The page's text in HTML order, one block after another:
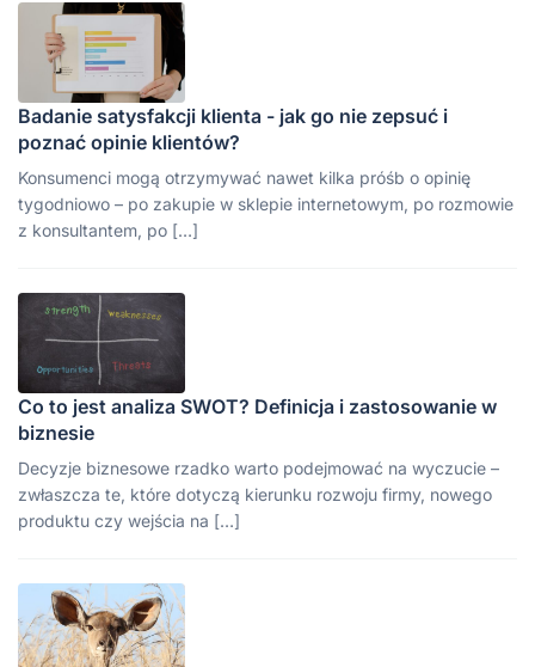
Badanie satysfakcji klienta - jak go nie zepsuć i
poznać opinie klientów?
Konsumenci mogą otrzymywać nawet kilka próśb o opinię
tygodniowo – po zakupie w sklepie internetowym, po rozmowie
z konsultantem, po […]
Co to jest analiza SWOT? Definicja i zastosowanie w
biznesie
Decyzje biznesowe rzadko warto podejmować na wyczucie –
zwłaszcza te, które dotyczą kierunku rozwoju firmy, nowego
produktu czy wejścia na […]